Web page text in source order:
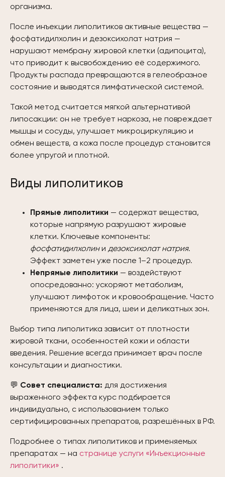
организма.
После инъекции липолитиков активные вещества —
фосфатидилхолин и дезоксихолат натрия —
нарушают мембрану жировой клетки (адипоцита),
что приводит к высвобождению её содержимого.
Продукты распада превращаются в гелеобразное
состояние и выводятся лимфатической системой.
Такой метод считается мягкой альтернативой
липосакции: он не требует наркоза, не повреждает
мышцы и сосуды, улучшает микроциркуляцию и
обмен веществ, а кожа после процедур становится
более упругой и плотной.
Виды липолитиков
Прямые липолитики — содержат вещества,
которые напрямую разрушают жировые
клетки. Ключевые компоненты:
фосфатидилхолини дезоксихолат натрия.
Эффект заметен уже после 1–2 процедур.
Непрямые липолитики — воздействуют
опосредованно: ускоряют метаболизм,
улучшают лимфоток и кровообращение. Часто
применяются для лица, шеи и деликатных зон.
Выбор типа липолитика зависит от плотности
жировой ткани, особенностей кожи и области
введения. Решение всегда принимает врач после
консультации и диагностики.
💬 Совет специалиста: для достижения
выраженного эффекта курс подбирается
индивидуально, с использованием только
сертифицированных препаратов, разрешённых в РФ.
Подробнее о типах липолитиков и применяемых
препаратах — на странице услуги «Инъекционные
липолитики» .